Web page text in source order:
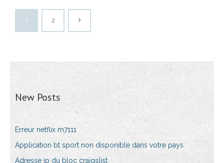
1 2
New Posts
Erreur netflix m7111
Application bt sport non disponible dans votre pays
Adresse ip du bloc craigslist